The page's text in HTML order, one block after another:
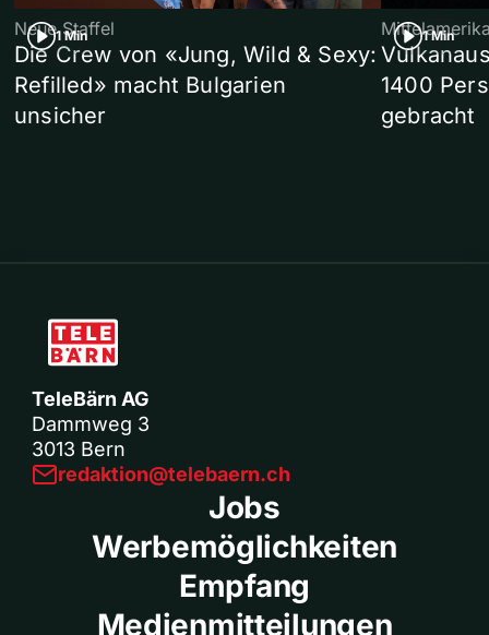
1 Min
Neue Staffel
Die Crew von «Jung, Wild & Sexy:
Refilled» macht Bulgarien
unsicher
1 Min
1400
gebracht
TeleBärn AG
Dammweg 3
3013 Bern
redaktion@telebaern.ch
Jobs
Werbemöglichkeiten
Empfang
Medienmitteilungen